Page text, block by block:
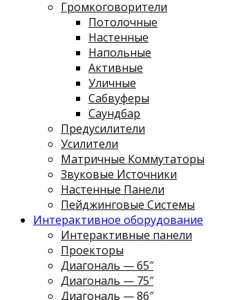
Громкоговорители
Потолочные
Настенные
Напольные
Активные
Уличные
Сабвуферы
Саундбар
Предусилители
Усилители
Матричные Коммутаторы
Звуковые Источники
Настенные Панели
Пейджинговые Системы
Интерактивное оборудование
Интерактивные панели
Проекторы
Диагональ — 65″
Диагональ — 75″
Диагональ — 86″